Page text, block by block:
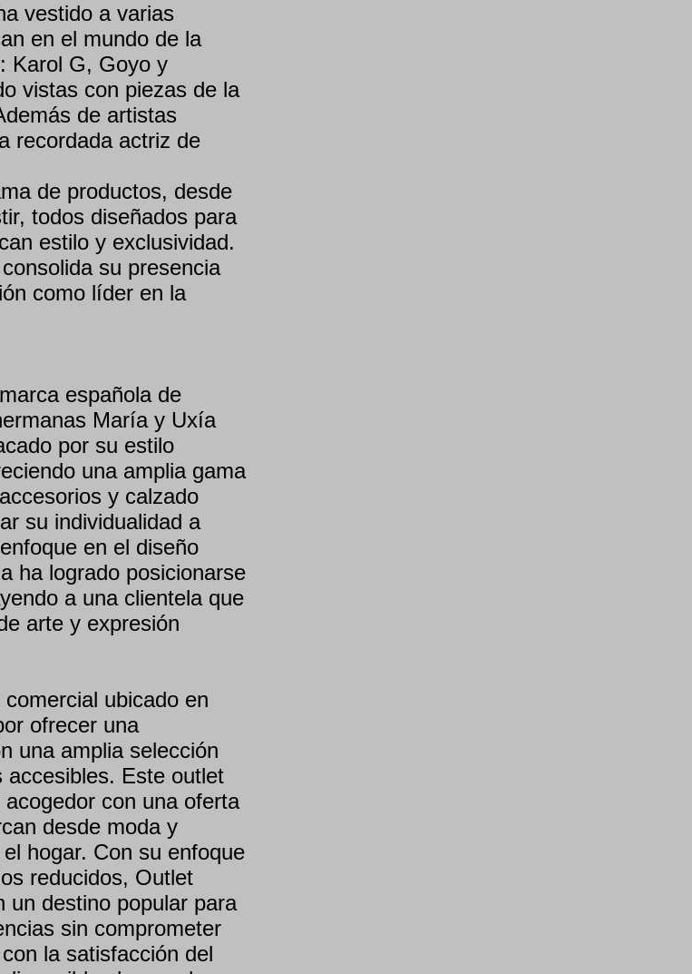
vestido a varias
en el mundo de la
Karol G, Goyo y
vistas con piezas de la
de artistas
recordada actriz de
de productos, desde
todos diseñados para
estilo y exclusividad.
su presencia
como líder en la
española de
María y Uxía
por su estilo
una amplia gama
y calzado
su individualidad a
en el diseño
ha logrado posicionarse
a una clientela que
arte y expresión
ubicado en
ofrecer una
una amplia selección
accesibles. Este outlet
con una oferta
desde moda y
hogar. Con su enfoque
reducidos, Outlet
un destino popular para
sin comprometer
la satisfacción del